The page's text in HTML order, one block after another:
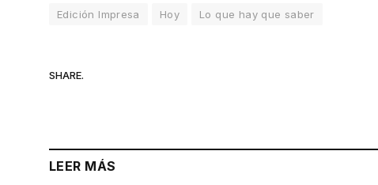
Edición Impresa Hoy Lo que hay que saber
SHARE.
LEER MÁS